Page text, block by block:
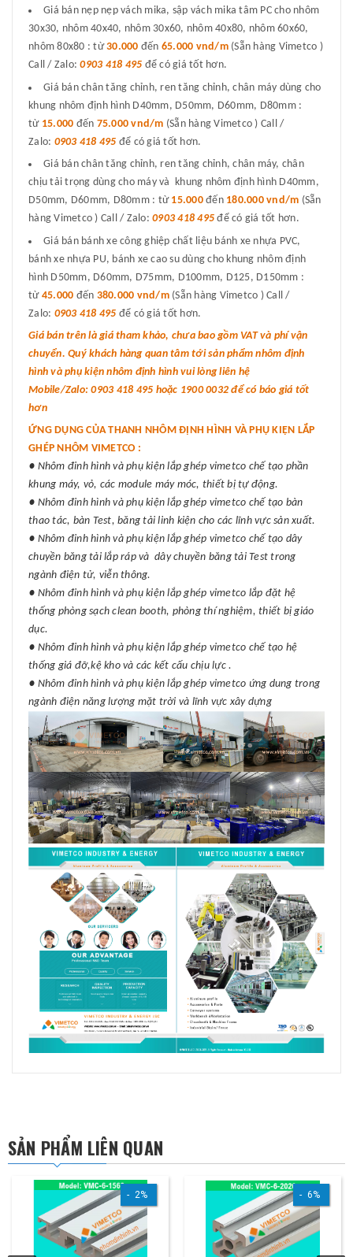
Giá bán nẹp nẹp vách mika, sập vách mika tâm PC cho nhôm
30x30, nhôm 40x40, nhôm 30x60, nhôm 40x80, nhôm 60x60,
nhôm 80x80 : từ30.000 đến 65.000 vnd/m(Sẵn hàng Vimetco )
Call / Zalo:0903 418 495 để có giá tốt hơn.
Giá bán chân tăng chỉnh, ren tăng chỉnh, chân máy dùng cho
khung nhôm định hình D40mm, D50mm, D60mm, D80mm :
từ 15.000 đến 75.000 vnd/m (Sẵn hàng Vimetco ) Call /
Zalo: 0903 418 495 để có giá tốt hơn.
Giá bán chân tăng chỉnh, ren tăng chỉnh, chân máy, chân
chịu tải trọng dùng cho máy và khung nhôm định hình D40mm,
D50mm, D60mm, D80mm : từ 15.000đến 180.000 vnd/m (Sẵn
hàng Vimetco ) Call / Zalo: 0903 418 495 để có giá tốt hơn.
Giá bán bánh xe công ghiệp chất liệu bánh xe nhựa PVC,
bánh xe nhựa PU, bánh xe cao su dùng cho khung nhôm định
hình D50mm, D60mm, D75mm, D100mm, D125, D150mm :
từ 45.000 đến 380.000 vnd/m(Sẵn hàng Vimetco ) Call /
Zalo: 0903 418 495 để có giá tốt hơn.
Giá bán trên là giá tham khảo, chưa bao gồm VAT và phí vận
chuyển. Quý khách hàng quan tâm tới sản phẩm nhôm định
hình và phụ kiện nhôm định hình vui lòng liên hệ
Mobile/Zalo: 0903 418 495 hoặc 1900 0032 để có báo giá tốt
hơn
ỨNG DỤNG CỦA THANH NHÔM ĐỊNH HÌNH VÀ PHỤ KIỆN LẮP
GHÉP NHÔM VIMETCO :
● Nhôm đinh hình và phụ kiện lắp ghép vimetco chế tạo phần
khung máy, vỏ, các module máy móc, thiết bị tự động.
● Nhôm đinh hình và phụ kiện lắp ghép vimetco chế tạo bàn
thao tác, bàn Test, băng tải linh kiện cho các lĩnh vực sản xuất.
● Nhôm đinh hình và phụ kiện lắp ghép vimetco chế tạo dây
chuyền băng tải lắp ráp và dây chuyền băng tải Test trong
ngành điện tử, viễn thông.
● Nhôm đinh hình và phụ kiện lắp ghép vimetco lắp đặt hệ
thống phòng sạch clean booth, phòng thí nghiệm, thiết bị giáo
dục.
● Nhôm đinh hình và phụ kiện lắp ghép vimetco chế tạo hệ
thống giá đỡ,kệ kho và các kết cấu chịu lực .
● Nhôm đinh hình và phụ kiện lắp ghép vimetco ứng dung trong
ngành điện năng lượng mặt trời và lĩnh vực xây dựng
SẢN PHẨM LIÊN QUAN
2% 6%